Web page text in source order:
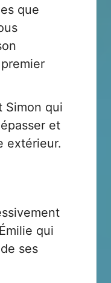
que
Simon qui
et
extérieur.
qui
ses